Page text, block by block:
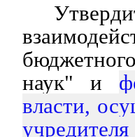
наук" и
власти,